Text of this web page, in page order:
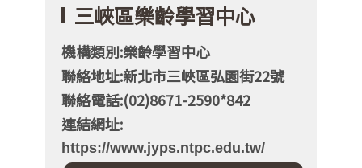
三峽區樂齡學習中心
機構類別:樂齡學習中心
聯絡地址:新北市三峽區弘園街22號
聯絡電話:(02)8671-2590*842
連結網址:
https://www.jyps.ntpc.edu.tw/